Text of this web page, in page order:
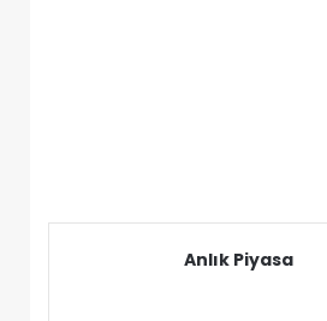
Anlık Piyasa